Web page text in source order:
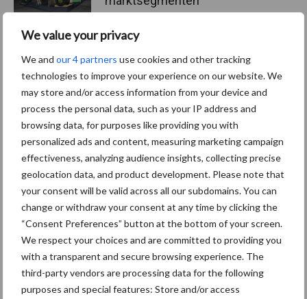
We value your privacy
We and our 4 partners use cookies and other tracking
technologies to improve your experience on our website. We
may store and/or access information from your device and
process the personal data, such as your IP address and
browsing data, for purposes like providing you with
personalized ads and content, measuring marketing campaign
effectiveness, analyzing audience insights, collecting precise
geolocation data, and product development. Please note that
your consent will be valid across all our subdomains. You can
change or withdraw your consent at any time by clicking the
“Consent Preferences” button at the bottom of your screen.
We respect your choices and are committed to providing you
with a transparent and secure browsing experience. The
third-party vendors are processing data for the following
purposes and special features: Store and/or access
Caterpillar breidt gamma
elektrische bulldozers uit
Meer loonwerk nieuws:
Maak hier uw keuze:
bemesting Gewas & ruwvoer